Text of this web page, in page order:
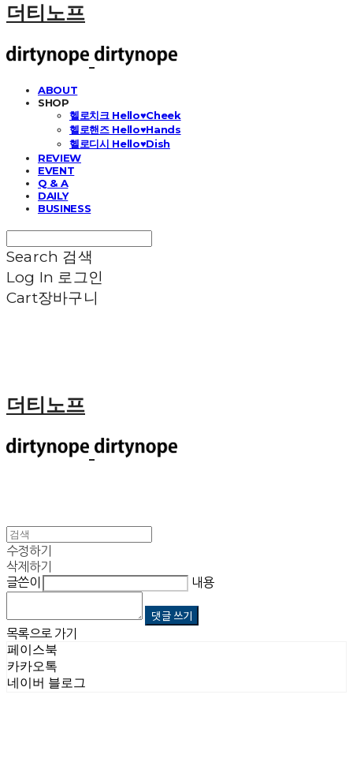
더티노프
ABOUT
SHOP
헬로치크 Hello♥Cheek
헬로핸즈 Hello♥Hands
헬로디시 Hello♥Dish
REVIEW
EVENT
Q & A
DAILY
BUSINESS
Search 검색
Log In 로그인
Cart장바구니
더티노프
수정하기
삭제하기
글쓴이
내용
댓글 쓰기
목록으로 가기
페이스북
카카오톡
네이버 블로그